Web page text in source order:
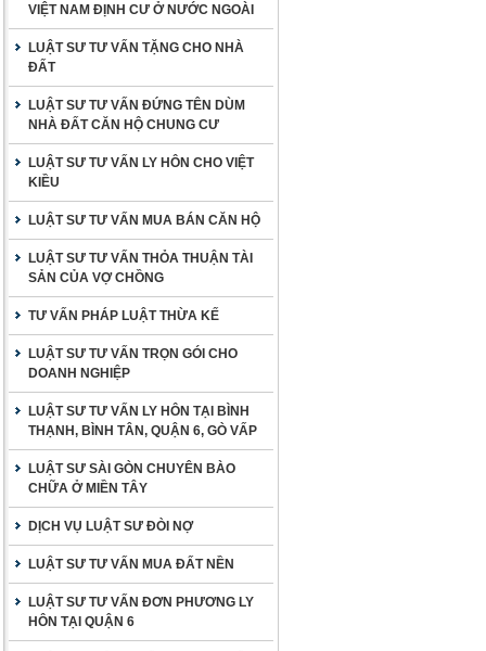
VIỆT NAM ĐỊNH CƯ Ở NƯỚC NGOÀI
LUẬT SƯ TƯ VẤN TẶNG CHO NHÀ
ĐẤT
LUẬT SƯ TƯ VẤN ĐỨNG TÊN DÙM
NHÀ ĐẤT CĂN HỘ CHUNG CƯ
LUẬT SƯ TƯ VẤN LY HÔN CHO VIỆT
KIỀU
LUẬT SƯ TƯ VẤN MUA BÁN CĂN HỘ
LUẬT SƯ TƯ VẤN THỎA THUẬN TÀI
SẢN CỦA VỢ CHỒNG
TƯ VẤN PHÁP LUẬT THỪA KẾ
LUẬT SƯ TƯ VẤN TRỌN GÓI CHO
DOANH NGHIỆP
LUẬT SƯ TƯ VẤN LY HÔN TẠI BÌNH
THẠNH, BÌNH TÂN, QUẬN 6, GÒ VẤP
LUẬT SƯ SÀI GÒN CHUYÊN BÀO
CHỮA Ở MIỀN TÂY
DỊCH VỤ LUẬT SƯ ĐÒI NỢ
LUẬT SƯ TƯ VẤN MUA ĐẤT NỀN
LUẬT SƯ TƯ VẤN ĐƠN PHƯƠNG LY
HÔN TẠI QUẬN 6